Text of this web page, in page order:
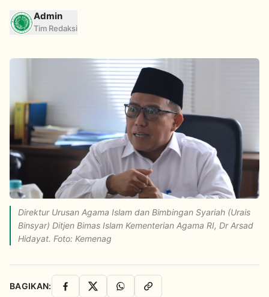
Admin
Tim Redaksi
Direktur Urusan Agama Islam dan Bimbingan Syariah (Urais
Binsyar) Ditjen Bimas Islam Kementerian Agama RI, Dr Arsad
Hidayat. Foto: Kemenag
BAGIKAN: Facebook
X WhatsAppSalin Link